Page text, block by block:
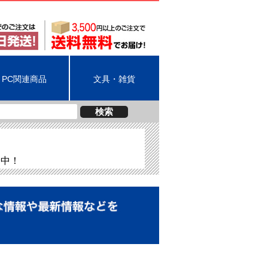
PC関連商品 文具・雑貨
検索
！